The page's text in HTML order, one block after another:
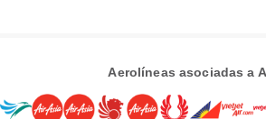
Aerolíneas asociadas a